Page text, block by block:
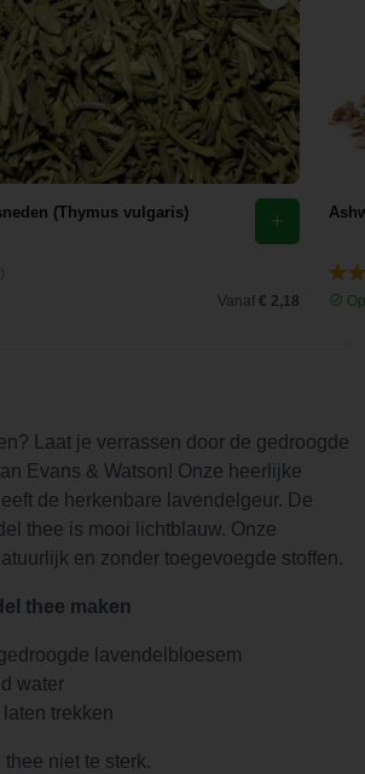
kruiden
gekocht.
Maar ik
vind wel
dat de
kwaliteit
van Evans
en Watson
eruit spring
(Thymus vulgaris)
Vanaf € 2,18
Laat je verrassen door de gedroogde
Evans & Watson! Onze heerlijke
de herkenbare lavendelgeur. De
thee is mooi lichtblauw. Onze
en zonder toegevoegde stoffen.
thee maken
lavendelbloesem
water
trekken
niet te sterk.